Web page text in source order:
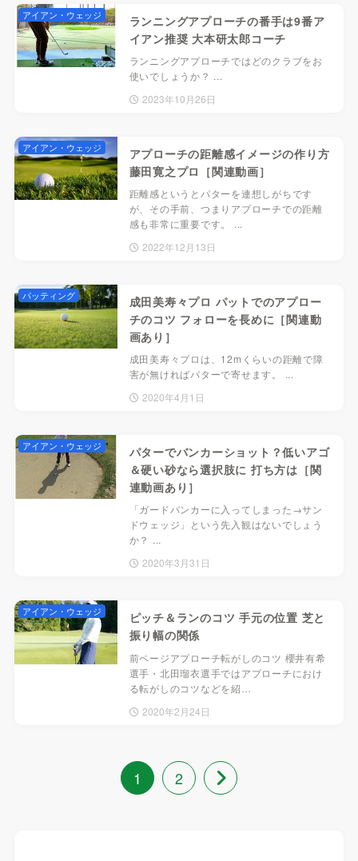
ランニングアプローチの番手は9番ア
イアン推奨 大本研太郎コーチ
ランニングアプローチではどのクラブをお
使いでしょうか？ ...
2023年10月26日
アイアン・ウェッジ
アプローチの距離感イメージの作り方
藤田寛之プロ［関連動画］
距離感というとパターを連想しがちです
が、その手前、つまりアプローチでの距離
感も非常に重要です。 ...
2022年12月13日
アイアン・ウェッジ
成田美寿々プロ パットでのアプロー
チのコツ フォローを長めに［関連動
画あり］
成田美寿々プロは、12mくらいの距離で障
害が無ければパターで寄せます。 ...
2020年4月1日
パッティング
パターでバンカーショット？低いアゴ
＆硬い砂なら選択肢に 打ち方は［関
連動画あり］
「ガードバンカーに入ってしまった→サン
ドウェッジ」という先入観はないでしょう
か？ ...
2020年3月31日
アイアン・ウェッジ
ピッチ＆ランのコツ 手元の位置 芝と
振り幅の関係
前ページアプローチ転がしのコツ 櫻井有希
選手・北田瑠衣選手ではアプローチにおけ
る転がしのコツなどを紹…
2020年2月24日
アイアン・ウェッジ
1 2